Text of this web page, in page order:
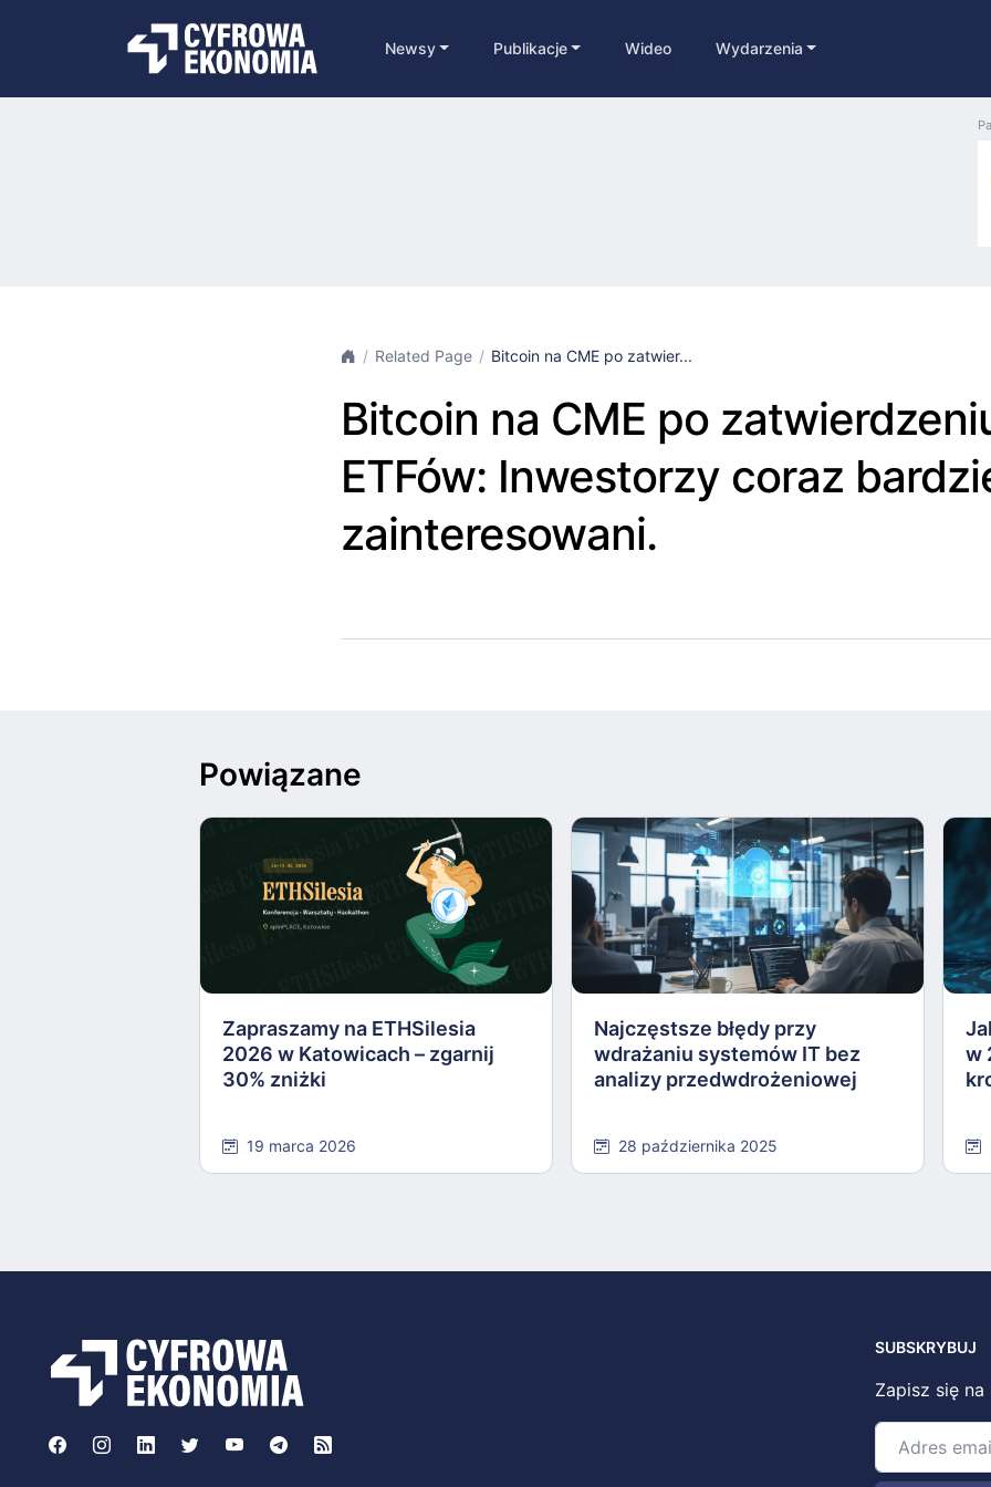
Newsy Publikacje Wideo Wydarzenia
Related Page Bitcoin na CME po zatwier...
Bitcoin na CME po
ETFów: Inwestorzy coraz
zainteresowani.
Powiązane
Zapraszamy na ETHSilesia
2026 w Katowicach – zgarnij
30% zniżki
19 marca 2026
Najczęstsze błędy przy
wdrażaniu systemów IT bez
analizy przedwdrożeniowej
28 października 2025
w
SUBSKRYBUJ
Zapisz się